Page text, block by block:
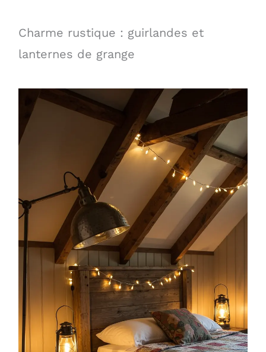
Charme rustique : guirlandes et
lanternes de grange